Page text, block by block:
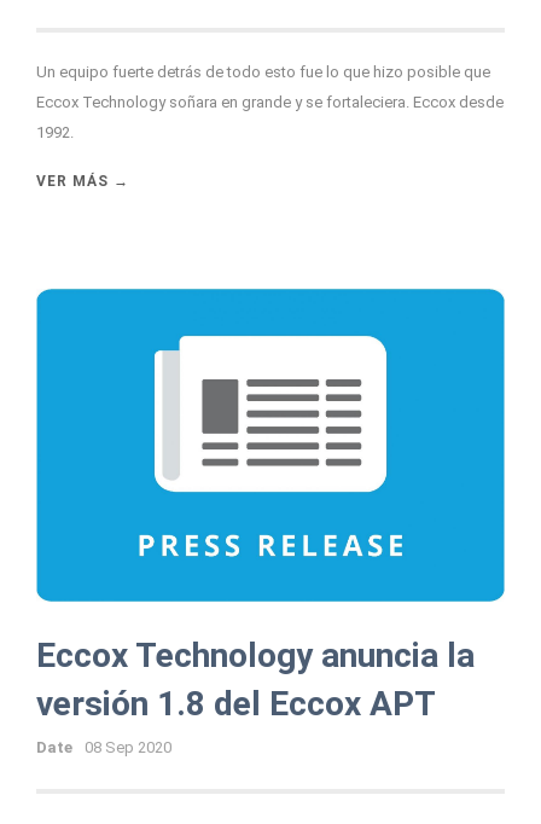
Un equipo fuerte detrás de todo esto fue lo que hizo posible que
Eccox Technology soñara en grande y se fortaleciera. Eccox desde
1992.
VER MÁS →
Eccox Technology anuncia la
versión 1.8 del Eccox APT
Date 08 Sep 2020